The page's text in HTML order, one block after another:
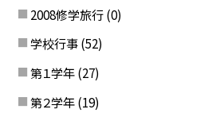
2008修学旅行 (0)
学校行事 (52)
第１学年 (27)
第２学年 (19)